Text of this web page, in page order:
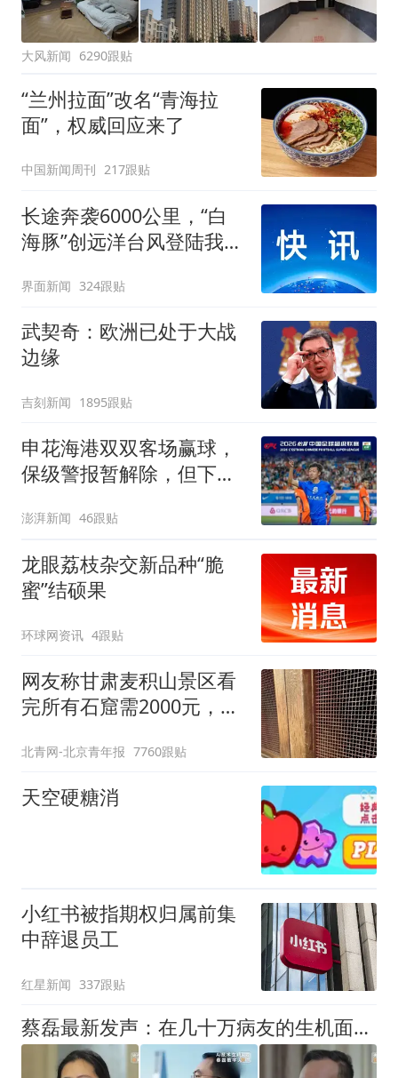
大风新闻 6290跟贴
“兰州拉面”改名“青海拉
面”，权威回应来了
中国新闻周刊 217跟贴
长途奔袭6000公里，“白
海豚”创远洋台风登陆我国
界面新闻 324跟贴
武契奇：欧洲已处于大战
边缘
吉刻新闻 1895跟贴
申花海港双双客场赢球，
保级警报暂解除，但下一
澎湃新闻 46跟贴
龙眼荔枝杂交新品种“脆
蜜”结硕果
环球网资讯 4跟贴
网友称甘肃麦积山景区看
完所有石窟需2000元，景
护，游客可按需买
北青网-北京青年报 7760跟贴
天空硬糖消
小红书被指期权归属前集
中辞退员工
红星新闻 337跟贴
蔡磊最新发声：在几十万病友的生机面前，我个人的面子和尊严已经不值一提了，即使倒在黎明前，也要把路铺好